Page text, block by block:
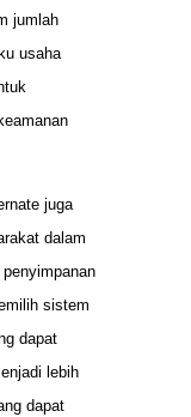
jumlah
usaha
juga
dalam
sistem
dapat
lebih
dapat